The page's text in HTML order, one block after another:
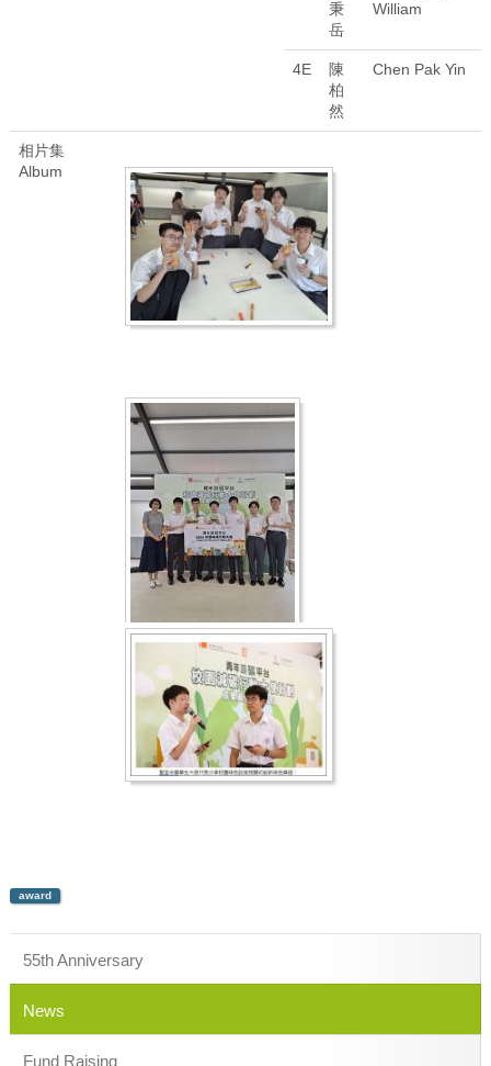
秉
岳
William
4E
陳
柏
然
Chen Pak Yin
相片集
Album
award
55th Anniversary
News
Fund Raising